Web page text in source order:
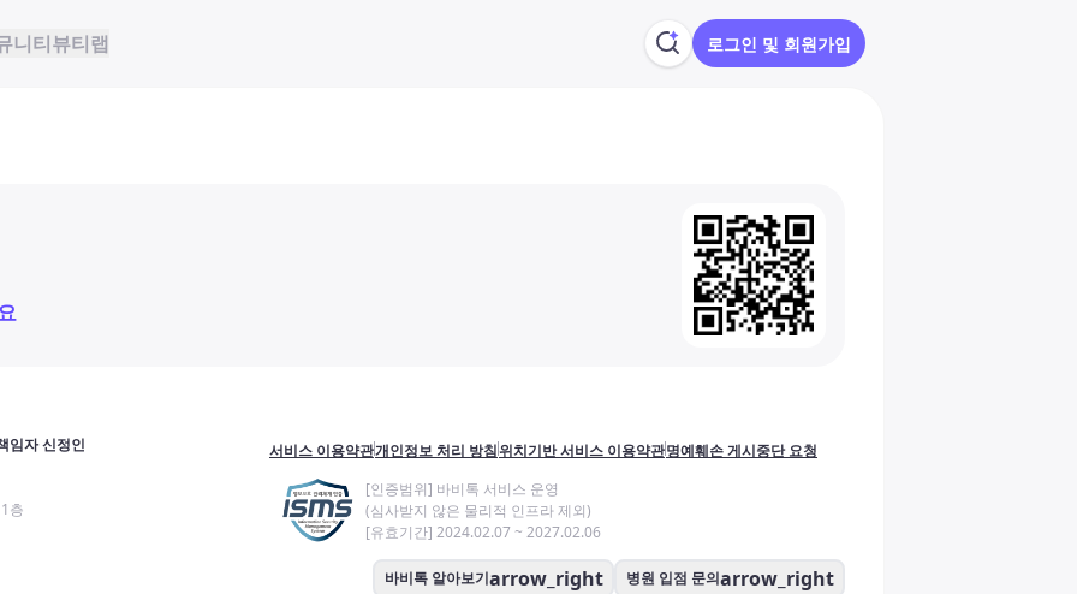
니티뷰티랩 로그인 및 회원가입
임자 신정인
층
서비스 이용약관개인정보 처리 방침위치기반 서비스 이용약관명예훼손 게시중단 요청
[인증범위] 바비톡 서비스 운영
(심사받지 않은 물리적 인프라 제외)
[유효기간] 2024.02.07 ~ 2027.02.06
바비톡 알아보기arrow_right 병원 입점 문의arrow_right